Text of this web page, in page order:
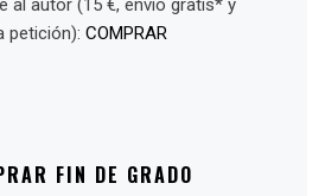
petición):COMPRAR
FIN DE GRADO